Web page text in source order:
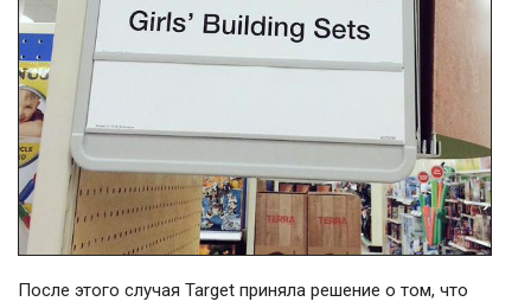
После этого случая Target приняла решение о том, что